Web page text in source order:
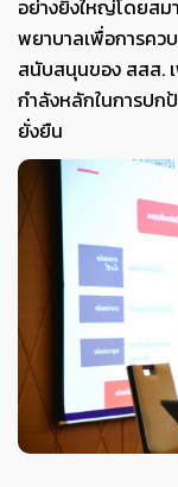
อย่างยิ่งใหญ่โดยสม
พยาบาลเพื่อการคว
สนับสนุนของ สสส.
กำลังหลักในการปก
ยั่งยืน